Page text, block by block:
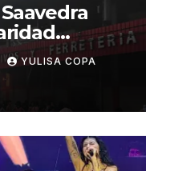
en
YULISA COPA